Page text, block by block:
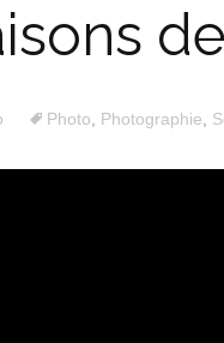
Photo Photographie